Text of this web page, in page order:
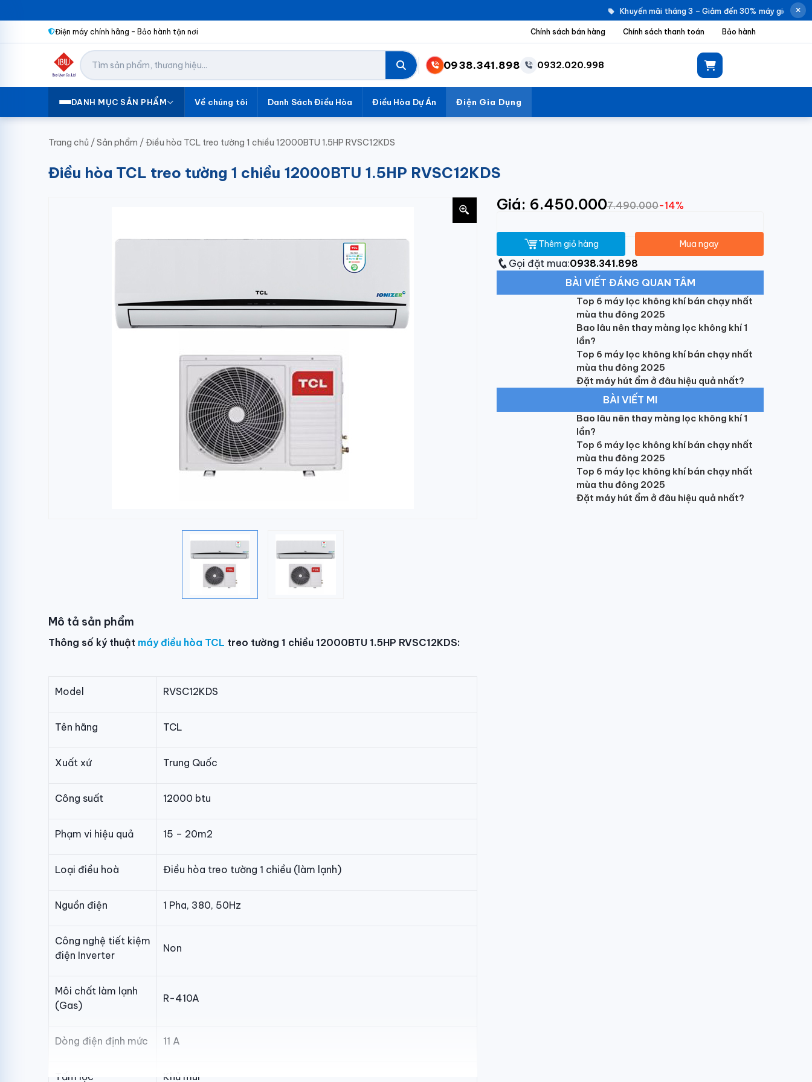
Khuyến mãi tháng 3 – Giảm đến 30% máy giặt
Điện máy chính hãng – Bảo hành tận nơi Chính sách bán hàng Chính sách thanh toán Bảo hành
0938.341.898 0932.020.998
DANH MỤC SẢN PHẨM Về chúng tôi Danh Sách Điều Hòa Điều Hòa Dự Án Điện Gia Dụng
Trang chủ /Sản phẩm /Điều hòa TCL treo tường 1 chiều 12000BTU 1.5HP RVSC12KDS
Điều hòa TCL treo tường 1 chiều 12000BTU 1.5HP RVSC12KDS
Mô tả sản phẩm
Thông số ký thuật máy điều hòa TCL treo tường 1 chiều 12000BTU 1.5HP RVSC12KDS:
Model RVSC12KDS
Tên hãng TCL
Xuất xứ Trung Quốc
Công suất 12000 btu
Phạm vi hiệu quả 15 – 20m2
Loại điều hoà Điều hòa treo tường 1 chiều (làm lạnh)
Nguồn điện 1 Pha, 380, 50Hz
Công nghệ tiết kiệm
điện Inverter
Non
Môi chất làm lạnh
(Gas)
R-410A
Dòng điện định mức 11 A
Tấm lọc Khử mùi
Giá: 6.450.0007.490.000-14%
Thêm giỏ hàng Mua ngay
Gọi đặt mua:0938.341.898
BÀI VIẾT ĐÁNG QUAN TÂM
Top 6 máy lọc không khí bán chạy nhất
mùa thu đông 2025
Bao lâu nên thay màng lọc không khí 1
lần?
Top 6 máy lọc không khí bán chạy nhất
mùa thu đông 2025
Đặt máy hút ẩm ở đâu hiệu quả nhất?
BÀI VIẾT MI
Bao lâu nên thay màng lọc không khí 1
lần?
Top 6 máy lọc không khí bán chạy nhất
mùa thu đông 2025
Top 6 máy lọc không khí bán chạy nhất
mùa thu đông 2025
Đặt máy hút ẩm ở đâu hiệu quả nhất?